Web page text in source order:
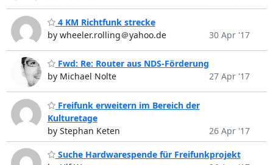
4 KM Richtfunk strecke
by wheeler.rolling＠yahoo.de
30 Apr '17
Fwd: Re: Router aus NDS-Förderung
by Michael Nolte
27 Apr '17
Freifunk erweitern im Bereich der
Kulturetage
by Stephan Keten
26 Apr '17
Suche Hardwarespende für Freifunkprojekt